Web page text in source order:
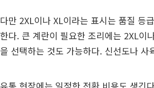
다만 2XL이나 XL이라는 표시는 품질 등
한다. 큰 계란이 필요한 조리에는 2XL이
을 선택하는 것도 가능하다. 신선도나